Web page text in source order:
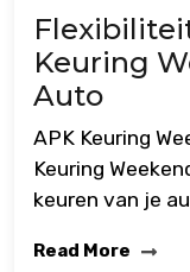
Keuring
Auto
APK Keuring
Keuring
keuren van je
Read More